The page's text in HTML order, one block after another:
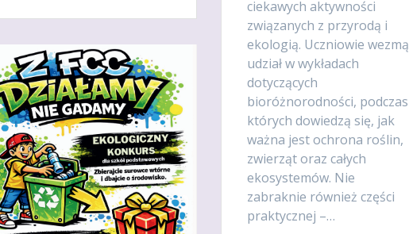
ciekawych aktywności
związanych z przyrodą i
ekologią. Uczniowie wezmą
udział w wykładach
dotyczących
bioróżnorodności, podczas
których dowiedzą się, jak
ważna jest ochrona roślin,
zwierząt oraz całych
ekosystemów. Nie
zabraknie również części
praktycznej –…